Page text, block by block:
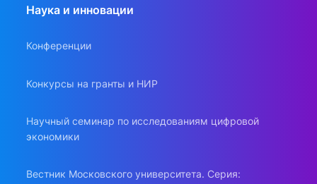
Наука и инновации
Конференции
Конкурсы на гранты и НИР
Научный семинар по исследованиям цифровой
экономики
Вестник Московского университета. Серия: